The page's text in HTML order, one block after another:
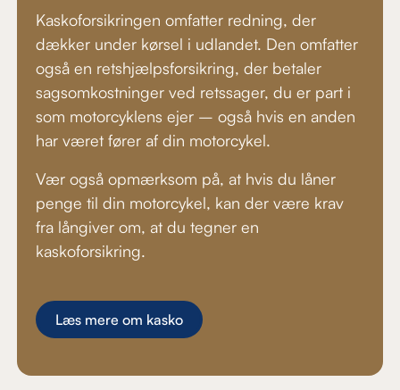
Kaskoforsikringen omfatter redning, der
dækker under kørsel i udlandet. Den omfatter
også en retshjælpsforsikring, der betaler
sagsomkostninger ved retssager, du er part i
som motorcyklens ejer – også hvis en anden
har været fører af din motorcykel.
Vær også opmærksom på, at hvis du låner
penge til din motorcykel, kan der være krav
fra långiver om, at du tegner en
kaskoforsikring.
Læs mere om kasko